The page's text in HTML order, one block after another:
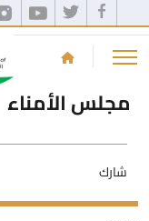
مجلس الأمناء
شارك